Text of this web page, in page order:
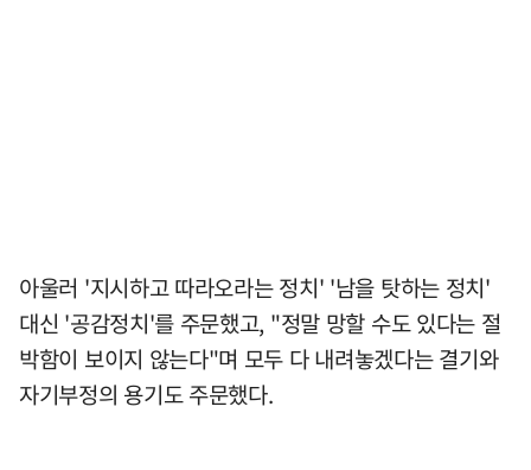
아울러 '지시하고 따라오라는 정치' '남을 탓하는 정치'
대신 '공감정치'를 주문했고, "정말 망할 수도 있다는 절
박함이 보이지 않는다"며 모두 다 내려놓겠다는 결기와
자기부정의 용기도 주문했다.